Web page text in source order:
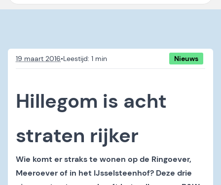
19 maart 2016• Nieuws
Hillegom is acht
straten rijker
Wie komt er straks te wonen op de Ringoever,
Meeroever of in het IJsselsteenhof? Deze drie